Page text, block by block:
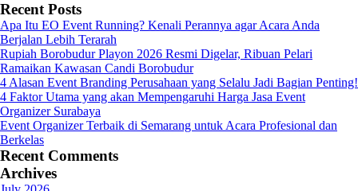
Recent Posts
Apa Itu EO Event Running? Kenali Perannya agar Acara Anda
Berjalan Lebih Terarah
Rupiah Borobudur Playon 2026 Resmi Digelar, Ribuan Pelari
Ramaikan Kawasan Candi Borobudur
4 Alasan Event Branding Perusahaan yang Selalu Jadi Bagian Penting!
4 Faktor Utama yang akan Mempengaruhi Harga Jasa Event
Organizer Surabaya
Event Organizer Terbaik di Semarang untuk Acara Profesional dan
Berkelas
Recent Comments
Archives